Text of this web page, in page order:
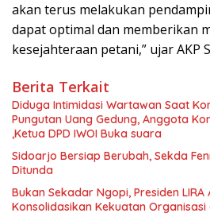
akan terus melakukan
dapat optimal dan memberikan
kesejahteraan petani,” ujar AKP
Berita Terkait
Diduga Intimidasi Wartawan Saat
Pungutan Uang Gedung, Anggota
,Ketua DPD IWOI Buka suara
Sidoarjo Bersiap Berubah, Sekda
Ditunda
Bukan Sekadar Ngopi, Presiden LIRA
Konsolidasikan Kekuatan Organisasi